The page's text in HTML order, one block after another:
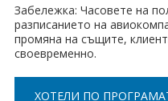
Забележка: Часовете на
разписанието на
промяна на същите,
своевременно.
ХОТЕЛИ ПО